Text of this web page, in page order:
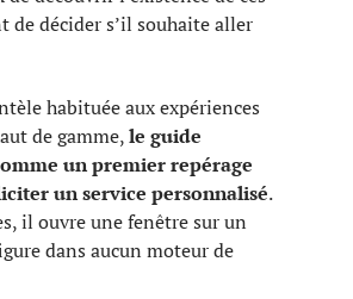
de décider s’il souhaite aller
habituée aux expériences
de gamme,le guide
un premier repérage
un service personnalisé.
il ouvre une fenêtre sur un
dans aucun moteur de